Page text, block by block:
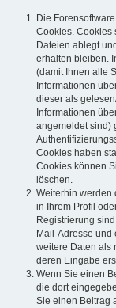
Die
Cookies. Cookies
Dateien ablegt
erhalten bleiben.
(damit Ihnen alle
Informationen
dieser als
Informationen
angemeldet sind)
Cookies haben
Cookies können
löschen.
Weiterhin werden
in Ihrem Profil
Registrierung
Mail-Adresse
weitere Daten als
deren Eingabe
Wenn Sie einen
die dort
Sie einen Beitrag